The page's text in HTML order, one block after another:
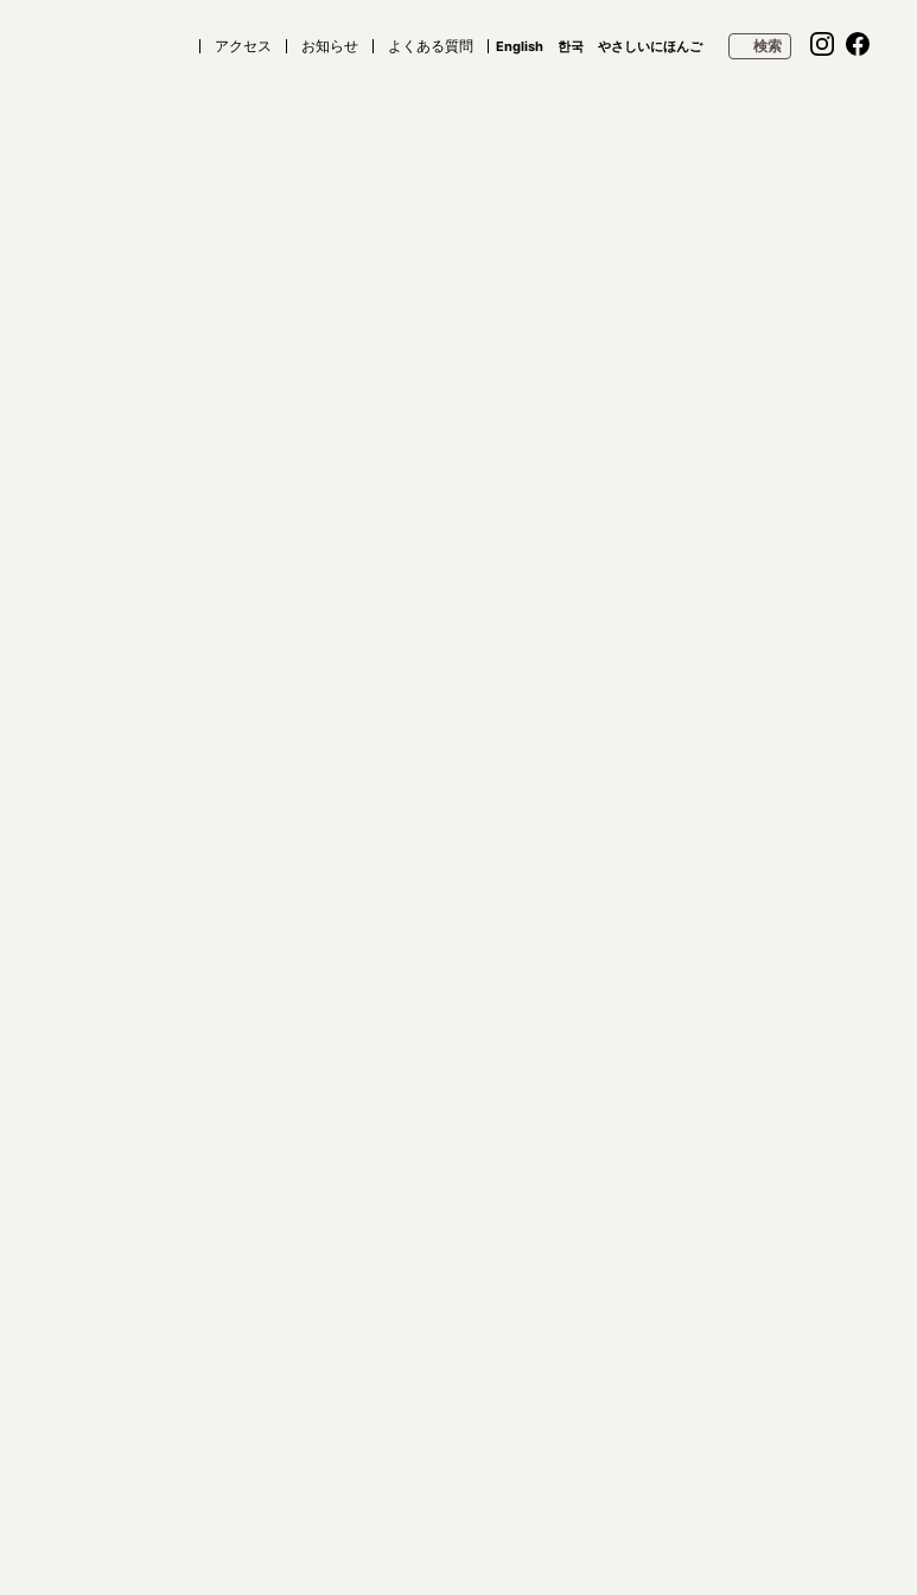
アクセス お知らせ よくある質問 English 한국 やさしいにほんご 検索